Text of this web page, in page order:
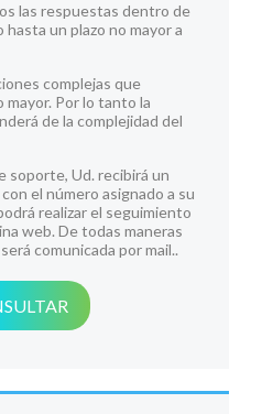
las respuestas dentro de
hasta un plazo no mayor a
complejas que
mayor. Por lo tanto la
de la complejidad del
soporte, Ud. recibirá un
el número asignado a su
realizar el seguimiento
web. De todas maneras
comunicada por mail..